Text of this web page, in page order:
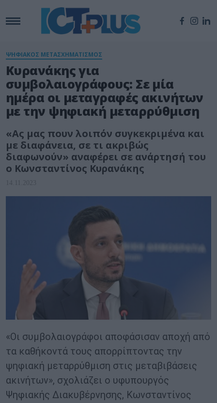
ΨΗΦΙΑΚΟΣ ΜΕΤΑΣΧΗΜΑΤΙΣΜΟΣ
Κυρανάκης για
συμβολαιογράφους: Σε μία
ημέρα οι μεταγραφές ακινήτων
με την ψηφιακή μεταρρύθμιση
«Ας μας πουν λοιπόν συγκεκριμένα και
με διαφάνεια, σε τι ακριβώς
διαφωνούν» αναφέρει σε ανάρτησή του
ο Κωνσταντίνος Κυρανάκης
14.11.2023
«Οι συμβολαιογράφοι αποφάσισαν αποχή από
τα καθήκοντά τους απορρίπτοντας την
ψηφιακή μεταρρύθμιση στις μεταβιβάσεις
ακινήτων», σχολιάζει ο υφυπουργός
Ψηφιακής Διακυβέρνησης, Κωνσταντίνος